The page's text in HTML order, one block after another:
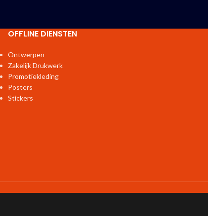
OFFLINE DIENSTEN
Ontwerpen
Zakelijk Drukwerk
Promotiekleding
Posters
Stickers